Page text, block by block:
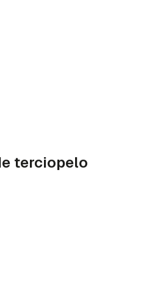
terciopelo